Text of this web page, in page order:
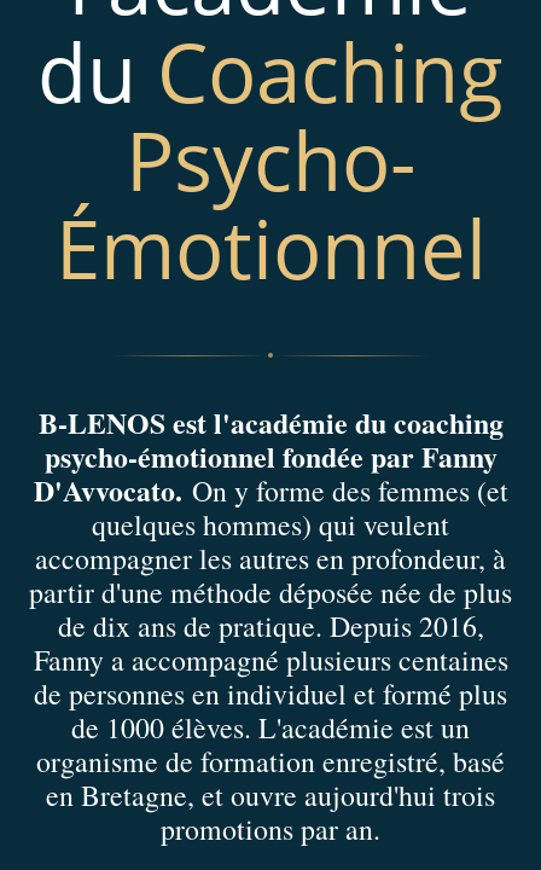
du Coaching
Psycho-
Émotionnel
B-LENOS est l'académie du coaching
psycho-émotionnel fondée par Fanny
D'Avvocato. On y forme des femmes (et
quelques hommes) qui veulent
accompagner les autres en profondeur, à
partir d'une méthode déposée née de plus
de dix ans de pratique. Depuis 2016,
Fanny a accompagné plusieurs centaines
de personnes en individuel et formé plus
de 1000 élèves. L'académie est un
organisme de formation enregistré, basé
en Bretagne, et ouvre aujourd'hui trois
promotions par an.